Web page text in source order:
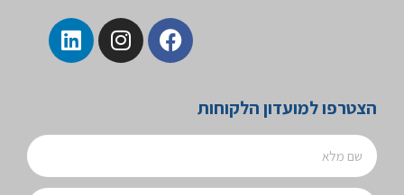
הצטרפו למועדון הלקוחות